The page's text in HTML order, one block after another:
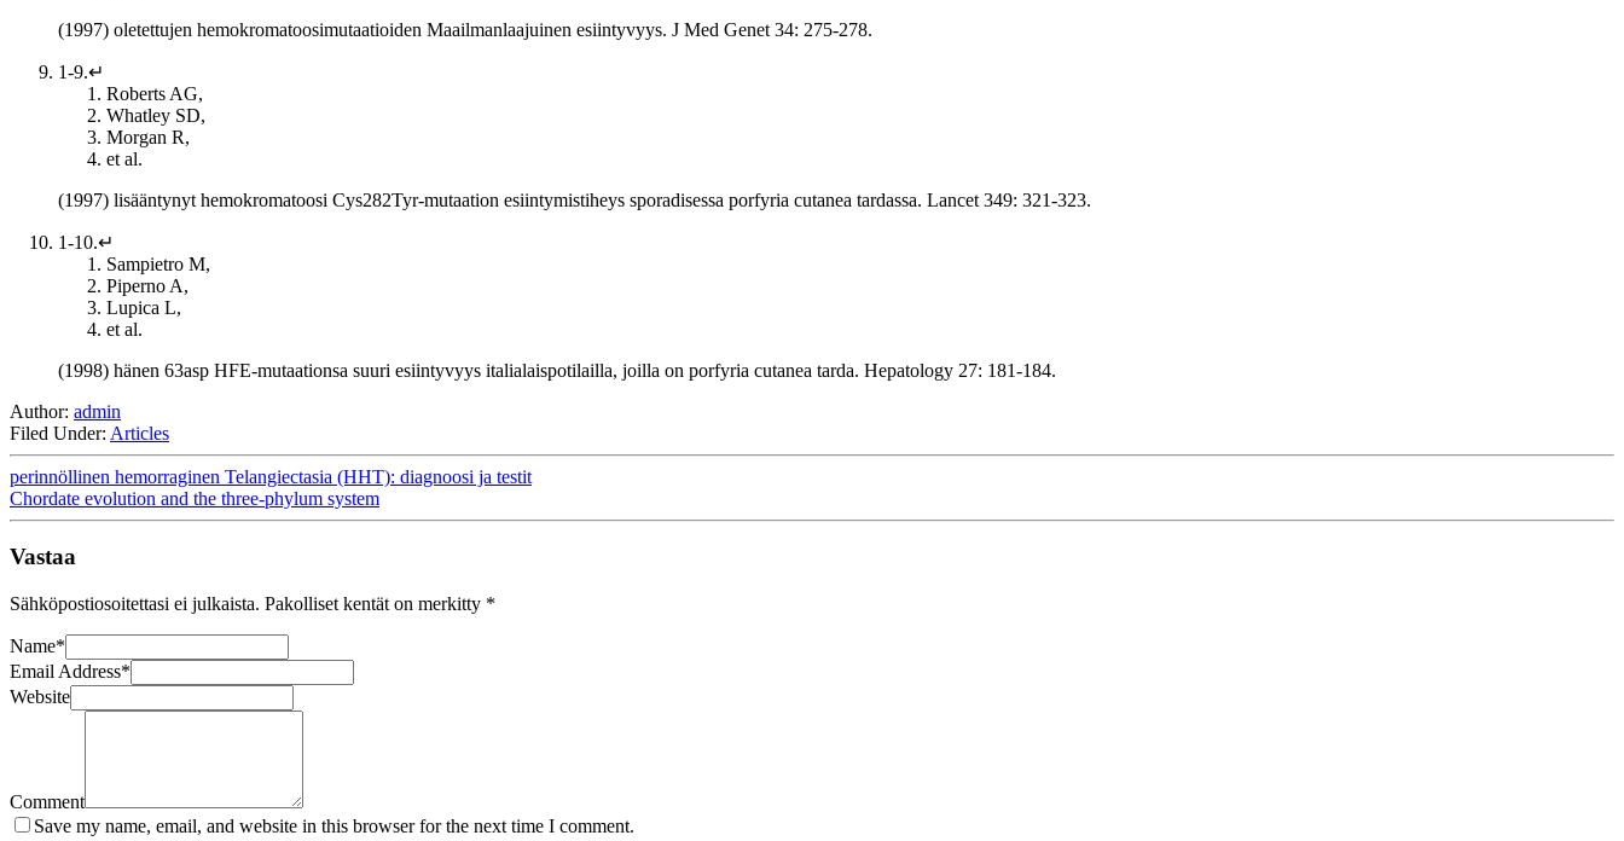
(1997) oletettujen hemokromatoosimutaatioiden Maailmanlaajuinen esiintyvyys. J Med Genet 34: 275-278.
1-9.↵
Roberts AG,
Whatley SD,
Morgan R,
et al.
(1997) lisääntynyt hemokromatoosi Cys282Tyr-mutaation esiintymistiheys sporadisessa porfyria cutanea tardassa. Lancet 349: 321-323.
1-10.↵
Sampietro M,
Piperno A,
Lupica L,
et al.
(1998) hänen 63asp HFE-mutaationsa suuri esiintyvyys italialaispotilailla, joilla on porfyria cutanea tarda. Hepatology 27: 181-184.
Author: admin
Filed Under: Articles
perinnöllinen hemorraginen Telangiectasia (HHT): diagnoosi ja testit
Chordate evolution and the three-phylum system
Vastaa
Sähköpostiosoitettasi ei julkaista. Pakolliset kentät on merkitty *
Name*
Email Address*
Website
Comment
Save my name, email, and website in this browser for the next time I comment.